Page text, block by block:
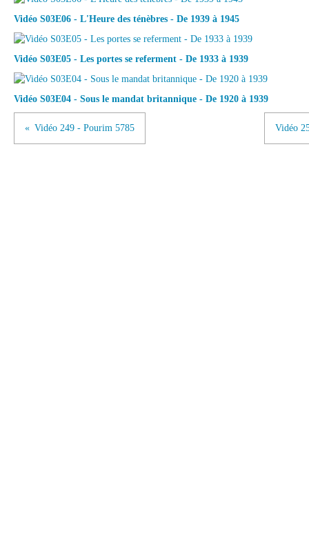
Vidéo S03E06 - L'Heure des ténèbres - De 1939 à 1945
Vidéo S03E05 - Les portes se referment - De 1933 à 1939
Vidéo S03E04 - Sous le mandat britannique - De 1920 à 1939
Vidéo 249 - Pourim 5785 Vidéo